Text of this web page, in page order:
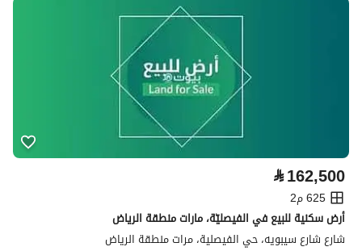
⃁162,500
625 م2
أرض سكنية للبيع في الفيصليّة، مارات منطقة الرياض
شارع شارع سيبويه، حي الفيصلية، مرات منطقة الرياض